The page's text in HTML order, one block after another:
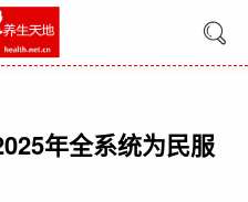
年全系统为民服